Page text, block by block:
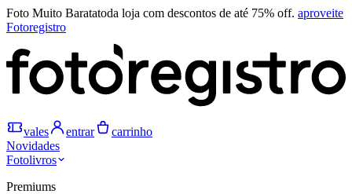
Foto Muito Baratatoda loja com descontos de até 75% off. aproveite
Fotoregistro
vales entrar
carrinho
Novidades
Fotolivros
Premiums